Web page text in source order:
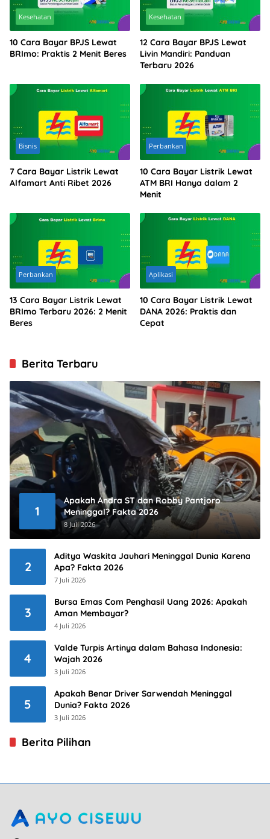
Kesehatan
10 Cara Bayar BPJS Lewat
BRImo: Praktis 2 Menit Beres
Kesehatan
12 Cara Bayar BPJS Lewat
Livin Mandiri: Panduan
Terbaru 2026
Bisnis
7 Cara Bayar Listrik Lewat
Alfamart Anti Ribet 2026
Perbankan
10 Cara Bayar Listrik Lewat
ATM BRI Hanya dalam 2
Menit
Perbankan
13 Cara Bayar Listrik Lewat
BRImo Terbaru 2026: 2 Menit
Beres
Aplikasi
10 Cara Bayar Listrik Lewat
DANA 2026: Praktis dan
Cepat
Berita Terbaru
1
Apakah Andra ST dan Robby Pantjoro
Meninggal? Fakta 2026
8 Juli 2026
2
Aditya Waskita Jauhari Meninggal Dunia Karena
Apa? Fakta 2026
7 Juli 2026
3
Bursa Emas Com Penghasil Uang 2026: Apakah
Aman Membayar?
4 Juli 2026
4
Valde Turpis Artinya dalam Bahasa Indonesia:
Wajah 2026
3 Juli 2026
5
Apakah Benar Driver Sarwendah Meninggal
Dunia? Fakta 2026
3 Juli 2026
Berita Pilihan